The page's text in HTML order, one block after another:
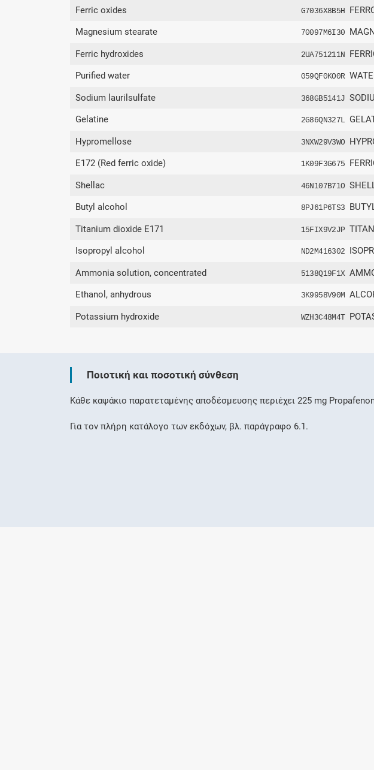
Ferric oxides G7036X8B5H
Magnesium stearate 70097M6I30
Ferric hydroxides 2UA751211N
Purified water 059QF0KO0R
Sodium laurilsulfate 368GB5141J
Gelatine 2G86QN327L
Hypromellose 3NXW29V3WO
E172 (Red ferric oxide) 1K09F3G675
Shellac 46N107B71O
Butyl alcohol 8PJ61P6TS3
Titanium dioxide E171 15FIX9V2JP
Isopropyl alcohol ND2M416302
Ammonia solution, concentrated 5138Q19F1X
Ethanol, anhydrous 3K9958V90M
Potassium hydroxide WZH3C48M4T
Ποιοτική και ποσοτική σύνθεση
Κάθε καψάκιο παρατεταμένης αποδέσμευσης περιέχει 225 mg
Για τον πλήρη κατάλογο των εκδόχων, βλ. παράγραφο 6.1.